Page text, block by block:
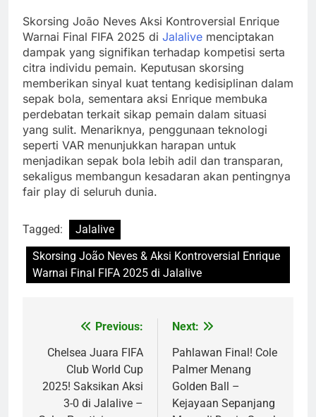
Skorsing João Neves Aksi Kontroversial Enrique
Warnai Final FIFA 2025 di Jalalive menciptakan
dampak yang signifikan terhadap kompetisi serta
citra individu pemain. Keputusan skorsing
memberikan sinyal kuat tentang kedisiplinan dalam
sepak bola, sementara aksi Enrique membuka
perdebatan terkait sikap pemain dalam situasi
yang sulit. Menariknya, penggunaan teknologi
seperti VAR menunjukkan harapan untuk
menjadikan sepak bola lebih adil dan transparan,
sekaligus membangun kesadaran akan pentingnya
fair play di seluruh dunia.
Tagged:
Jalalive
Skorsing João Neves & Aksi Kontroversial Enrique
Warnai Final FIFA 2025 di Jalalive
navigation
Previous:
Chelsea Juara FIFA
Club World Cup
2025! Saksikan Aksi
3-0 di Jalalive –
Next:
Pahlawan Final! Cole
Palmer Menang
Golden Ball –
Kejayaan Sepanjang